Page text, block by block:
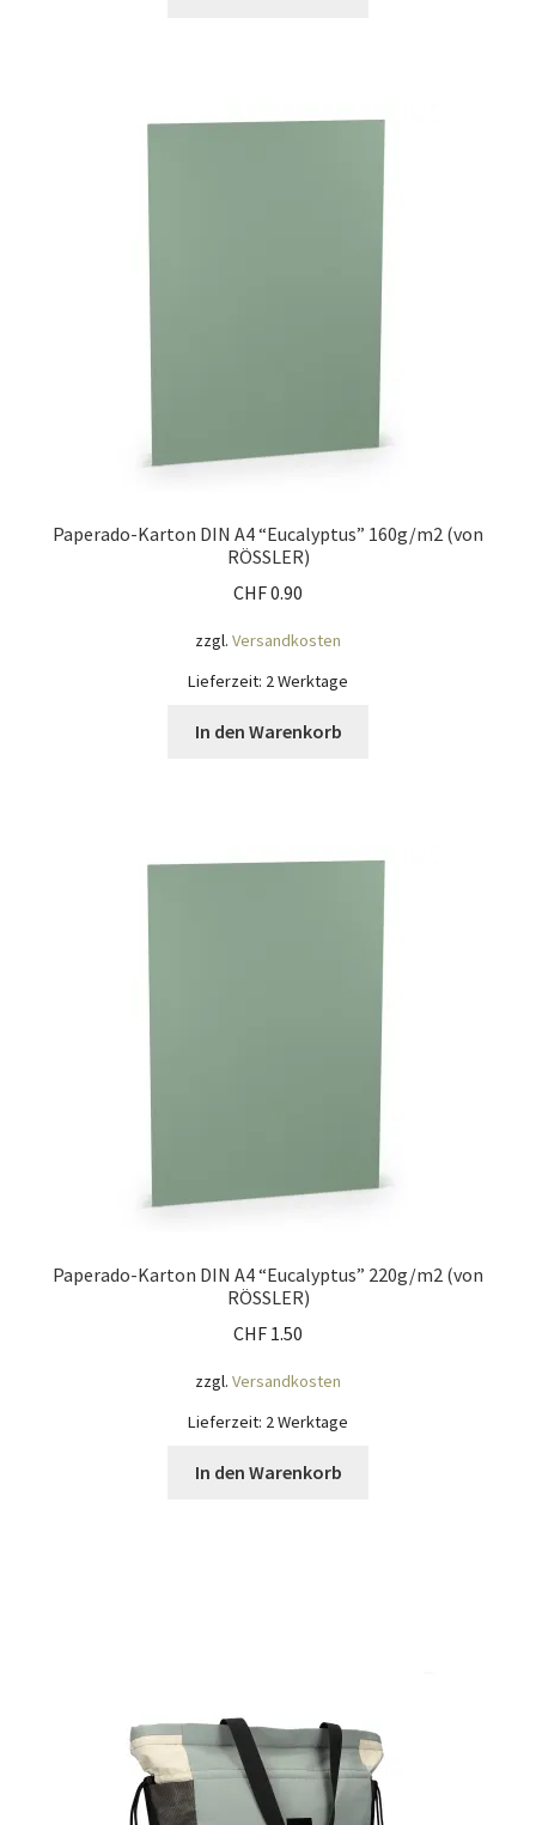
Paperado-Karton DIN A4 “Eucalyptus” 160g/m2 (von
RÖSSLER)
CHF0.90
zzgl. Versandkosten
Lieferzeit: 2 Werktage
In den Warenkorb
Paperado-Karton DIN A4 “Eucalyptus” 220g/m2 (von
RÖSSLER)
CHF 1.50
zzgl. Versandkosten
Lieferzeit: 2 Werktage
In den Warenkorb